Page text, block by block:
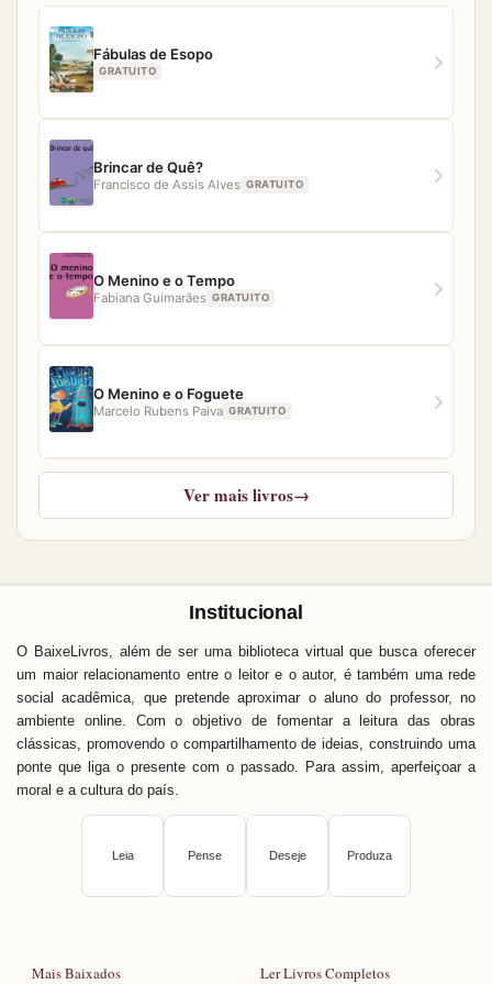
qualquer dificuldade para acessar algum material,
nossa equipe estará pronta para ajudar.
Fábulas de Esopo
GRATUITO
Brincar de Quê?
Francisco de Assis Alves GRATUITO
O Menino e o Tempo
Fabiana Guimarães GRATUITO
O Menino e o Foguete
Marcelo Rubens Paiva GRATUITO
Ver mais livros→
Institucional
O BaixeLivros, além de ser uma biblioteca virtual que busca oferecer
um maior relacionamento entre o leitor e o autor, é também uma rede
social acadêmica, que pretende aproximar o aluno do professor, no
ambiente online. Com o objetivo de fomentar a leitura das obras
clássicas, promovendo o compartilhamento de ideias, construindo uma
ponte que liga o presente com o passado. Para assim, aperfeiçoar a
moral e a cultura do país.
Leia Pense Deseje Produza
Mais Baixados Ler Livros Completos